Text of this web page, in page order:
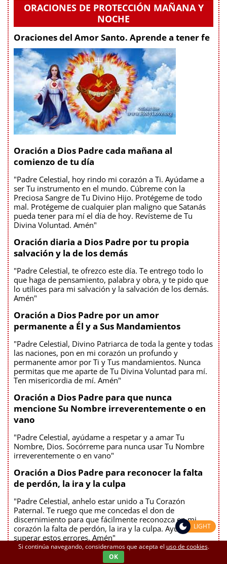
ORACIONES DE PROTECCIÓN MAÑANA Y
NOCHE
Oraciones del Amor Santo. Aprende a tener fe
Oración a Dios Padre cada mañana al
comienzo de tu día
"Padre Celestial, hoy rindo mi corazón a Ti. Ayúdame a
ser Tu instrumento en el mundo. Cúbreme con la
Preciosa Sangre de Tu Divino Hijo. Protégeme de todo
mal. Protégeme de cualquier plan maligno que Satanás
pueda tener para mí el día de hoy. Revísteme de Tu
Divina Voluntad. Amén"
Oración diaria a Dios Padre por tu propia
salvación y la de los demás
"Padre Celestial, te ofrezco este día. Te entrego todo lo
que haga de pensamiento, palabra y obra, y te pido que
lo utilices para mi salvación y la salvación de los demás.
Amén"
Oración a Dios Padre por un amor
permanente a Él y a Sus Mandamientos
"Padre Celestial, Divino Patriarca de toda la gente y todas
las naciones, pon en mi corazón un profundo y
permanente amor por Ti y Tus mandamientos. Nunca
permitas que me aparte de Tu Divina Voluntad para mí.
Ten misericordia de mí. Amén"
Oración a Dios Padre para que nunca
mencione Su Nombre irreverentemente o en
vano
"Padre Celestial, ayúdame a respetar y a amar Tu
Nombre, Dios. Socórreme para nunca usar Tu Nombre
irreverentemente o en vano"
Oración a Dios Padre para reconocer la falta
de perdón, la ira y la culpa
"Padre Celestial, anhelo estar unido a Tu Corazón
Paternal. Te ruego que me concedas el don de
discernimiento para que fácilmente reconozca en mi
corazón la falta de perdón, la ira y la culpa. Ayúdame a
superar estos errores. Amén"
Oración diaria a Dios Padre para recibir el
Si continúa navegando, consideramos que acepta el uso de cookies.
OK
LIGHT